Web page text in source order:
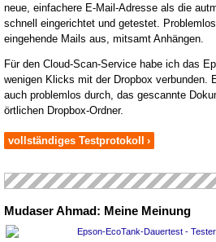
neue, einfachere E-Mail-Adresse als die
schnell eingerichtet und getestet.
eingehende Mails aus, mitsamt Anhängen.
Für den Cloud-Scan-Service habe ich das
wenigen Klicks mit der Dropbox verbunden.
auch problemlos durch, das gescannte
örtlichen Dropbox-Ordner.
vollständiges Testprotokoll ›
Mudaser Ahmad: Meine Meinung